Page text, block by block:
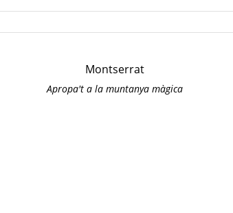
Montserrat
Apropa't a la muntanya màgica